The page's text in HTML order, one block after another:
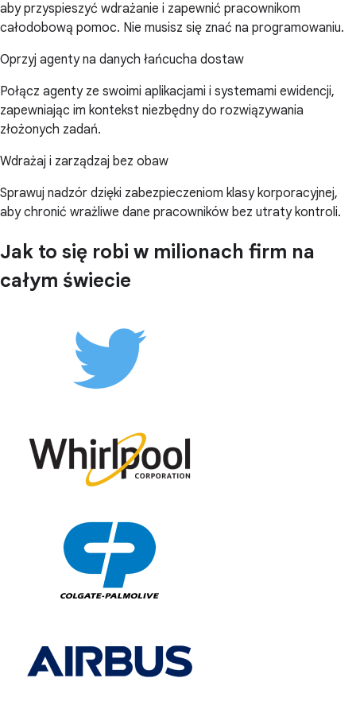
aby przyspieszyć wdrażanie i zapewnić pracownikom
całodobową pomoc. Nie musisz się znać na programowaniu.
Oprzyj agenty na danych łańcucha dostaw
Połącz agenty ze swoimi aplikacjami i systemami ewidencji,
zapewniając im kontekst niezbędny do rozwiązywania
złożonych zadań.
Wdrażaj i zarządzaj bez obaw
Sprawuj nadzór dzięki zabezpieczeniom klasy korporacyjnej,
aby chronić wrażliwe dane pracowników bez utraty kontroli.
Jak to się robi w milionach firm na
całym świecie